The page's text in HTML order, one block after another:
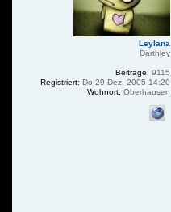
Leylana
Darthley
Beiträge: 9115
Registriert: Do 29 Dez, 2005 14:20
Wohnort: Oberhausen